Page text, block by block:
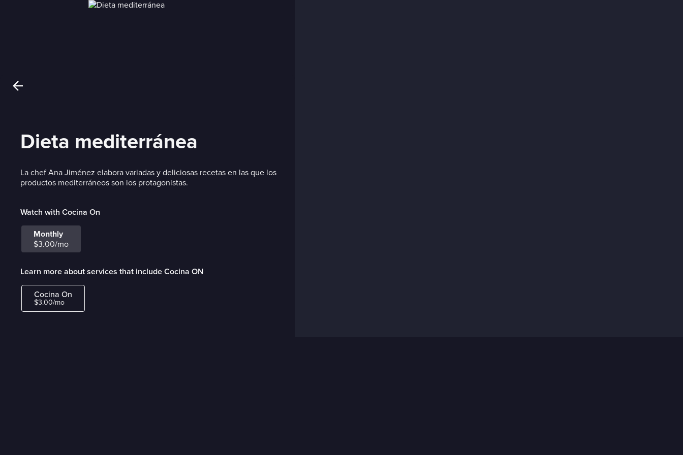
Dieta mediterránea
La chef Ana Jiménez elabora variadas y deliciosas recetas en las que los
productos mediterráneos son los protagonistas.
Watch with Cocina On
Monthly
$3.00/mo
Learn more about services that include Cocina ON
Cocina On
$3.00/mo